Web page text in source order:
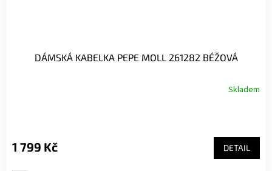
DÁMSKÁ KABELKA PEPE MOLL 261282 BÉŽOVÁ
Skladem
1 799 Kč DETAIL